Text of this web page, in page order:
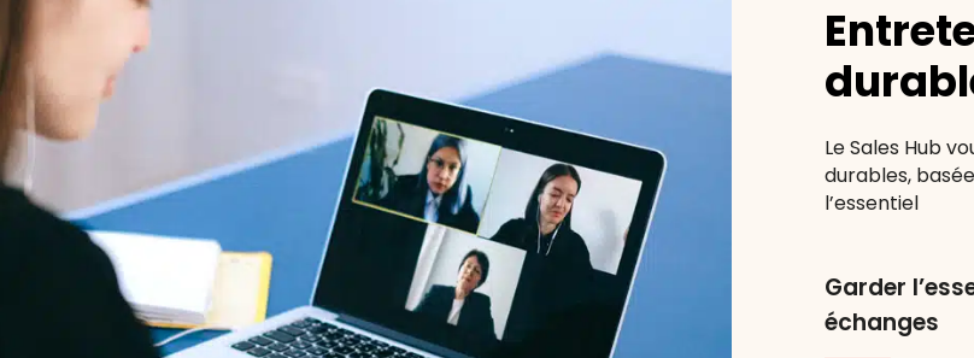
Le Sales Hub
durables,
l’essentiel
Garder
échanges